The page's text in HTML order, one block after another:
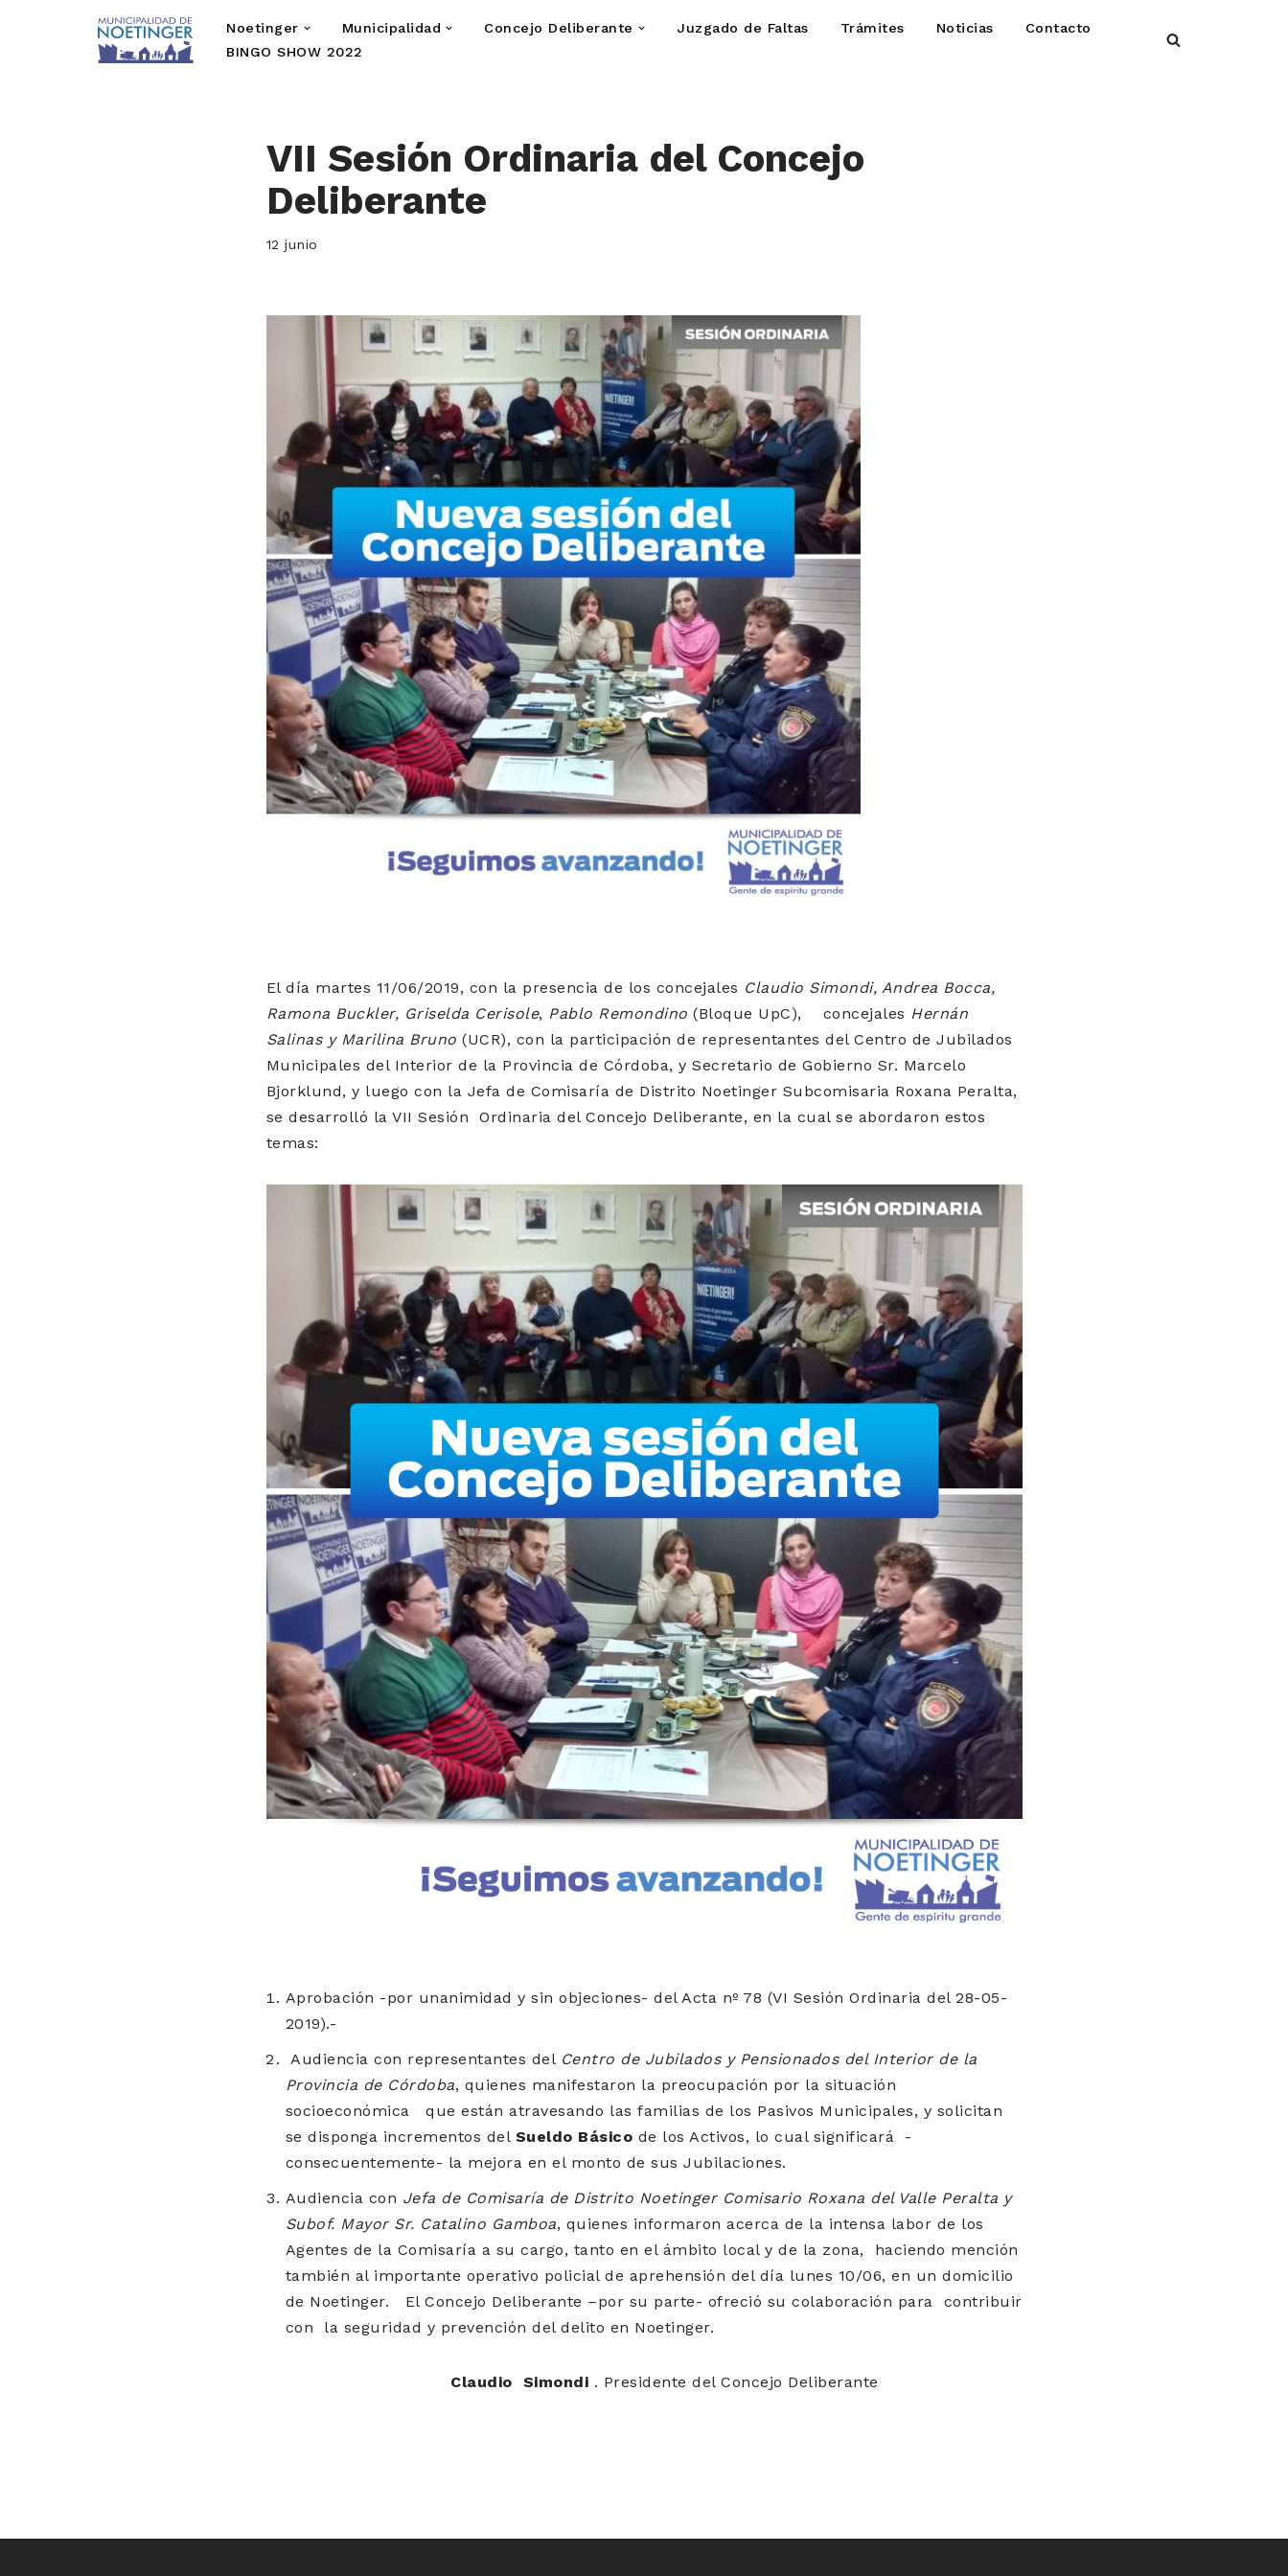
Noetinger Municipalidad Concejo Deliberante Juzgado de Faltas Trámites Noticias
Contacto
BINGO SHOW 2022
VII Sesión Ordinaria del Concejo
Deliberante
12 junio
El día martes 11/06/2019, con la presencia de los concejales Claudio Simondi, Andrea Bocca,
Ramona Buckler, Griselda Cerisole, Pablo Remondino (Bloque UpC), concejales Hernán
Salinas y Marilina Bruno (UCR), con la participación de representantes del Centro de Jubilados
Municipales del Interior de la Provincia de Córdoba, y Secretario de Gobierno Sr. Marcelo
Bjorklund, y luego con la Jefa de Comisaría de Distrito Noetinger Subcomisaria Roxana Peralta,
se desarrolló la VII Sesión Ordinaria del Concejo Deliberante, en la cual se abordaron estos
temas:
Aprobación -por unanimidad y sin objeciones- del Acta nº 78 (VI Sesión Ordinaria del 28-05-
2019).-
Audiencia con representantes del Centro de Jubilados y Pensionados del Interior de la
Provincia de Córdoba, quienes manifestaron la preocupación por la situación
socioeconómica que están atravesando las familias de los Pasivos Municipales, y solicitan
se disponga incrementos del Sueldo Básico de los Activos, lo cual significará -
consecuentemente- la mejora en el monto de sus Jubilaciones.
Audiencia con Jefa de Comisaría de Distrito Noetinger Comisario Roxana del Valle Peralta y
Subof. Mayor Sr. Catalino Gamboa, quienes informaron acerca de la intensa labor de los
Agentes de la Comisaría a su cargo, tanto en el ámbito local y de la zona, haciendo mención
también al importante operativo policial de aprehensión del día lunes 10/06, en un domicilio
de Noetinger. El Concejo Deliberante –por su parte- ofreció su colaboración para contribuir
con la seguridad y prevención del delito en Noetinger.
Claudio Simondi . Presidente del Concejo Deliberante